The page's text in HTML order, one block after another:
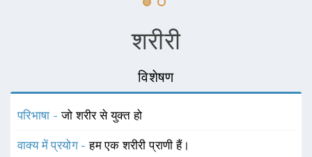
शरीरी
विशेषण
परिभाषा -जो शरीर से युक्त हो
वाक्य में प्रयोग -हम एक शरीरी प्राणी हैं।